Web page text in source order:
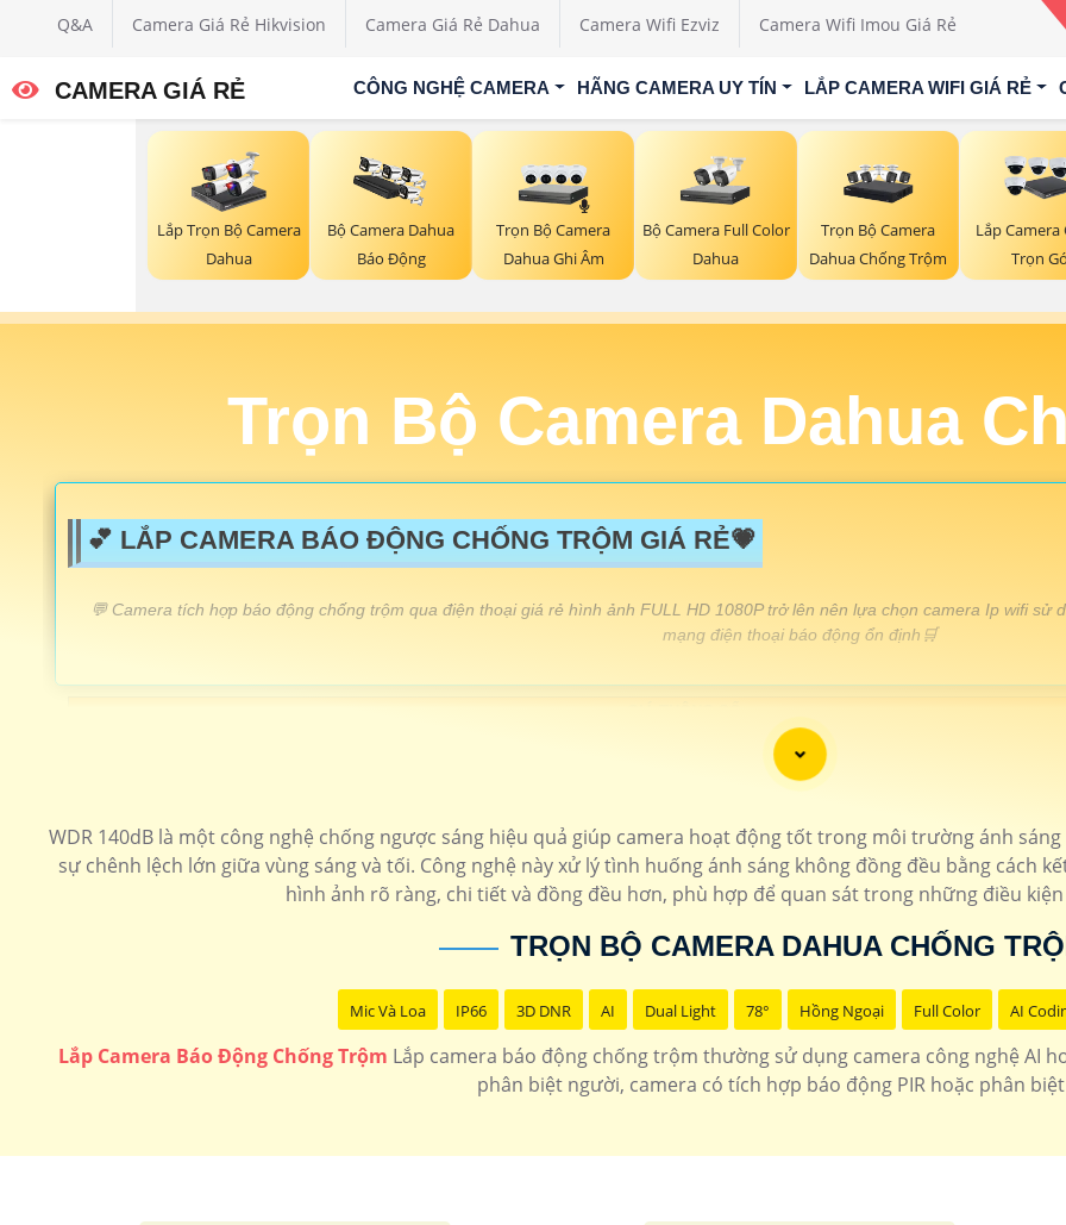
Q&A Camera Giá Rẻ Hikvision Camera Giá Rẻ Dahua Camera Wifi Ezviz Camera Wifi Imou Giá Rẻ
CAMERA GIÁ RẺ CÔNG NGHỆ CAMERA HÃNG CAMERA UY TÍN LẮP CAMERA WIFI GIÁ RẺ
Lắp Trọn Bộ Camera
Dahua
Bộ Camera Dahua
Báo Động
Trọn Bộ Camera
Dahua Ghi Âm
Bộ Camera Full Color
Dahua
Trọn Bộ Camera
Dahua Chống Trộm
Lắp Camera
Trọn
Trọn Bộ Camera Dahua
💕 LẮP CAMERA BÁO ĐỘNG CHỐNG TRỘM GIÁ RẺ💗
️💬 Camera tích hợp báo động chống trộm qua điện thoại giá rẻ hình ảnh FULL HD 1080P trở lên nên lựa chọn camera Ip wifi
mạng điện thoại báo động ổn định🛒
1.300.000 VNĐ - 1.600.000 VNĐ
📎 1.600.000 VNĐ - 3.500.000 VNĐ
quả IPC-
lắp camera chống trộm ezviz
1.600.000 VNĐ - 2.300.000 VNĐ▫️ Tích hợp
WDR 140dB là một công nghệ chống ngược sáng hiệu quả giúp camera hoạt động tốt trong môi trường ánh
sự chênh lệch lớn giữa vùng sáng và tối. Công nghệ này xử lý tình huống ánh sáng không đồng đều bằng cách
hình ảnh rõ ràng, chi tiết và đồng đều hơn, phù hợp để quan sát trong những điều
TRỌN BỘ CAMERA DAHUA CHỐNG
Mic Và Loa IP66 3D DNR AI Dual Light 78° Hồng Ngoại Full Color AI
Lắp Camera Báo Động Chống Trộm Lắp camera báo động chống trộm thường sử dụng camera công nghệ AI
phân biệt người, camera có tích hợp báo động PIR hoặc phân